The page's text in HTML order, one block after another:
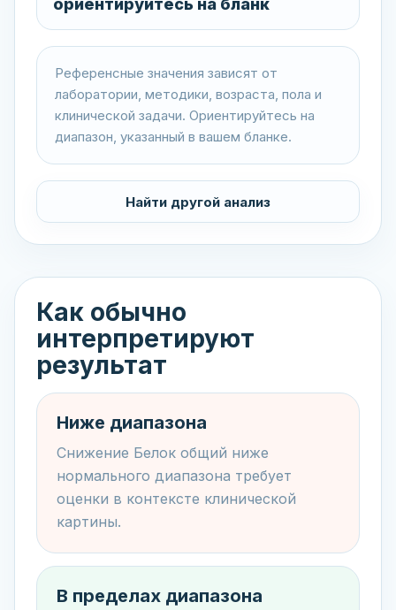
ориентируйтесь на бланк
Референсные значения зависят от
лаборатории, методики, возраста, пола и
клинической задачи. Ориентируйтесь на
диапазон, указанный в вашем бланке.
Найти другой анализ
Как обычно
интерпретируют
результат
Ниже диапазона
Снижение Белок общий ниже
нормального диапазона требует
оценки в контексте клинической
картины.
В пределах диапазона